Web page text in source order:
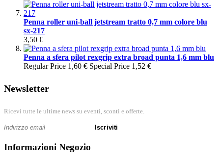
Penna roller uni-ball jetstream tratto 0,7 mm colore blu
sx-217
3,50 €
Penna a sfera pilot rexgrip extra broad punta 1,6 mm blu
Regular Price 1,60 € Special Price 1,52 €
Newsletter
Ricevi tutte le ultime news su eventi, sconti e offerte.
Iscriviti
Informazioni Negozio